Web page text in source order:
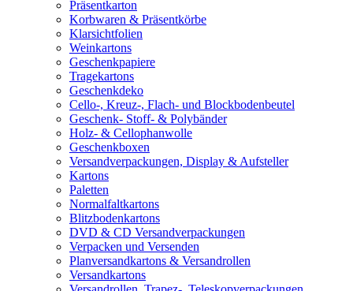
Präsentkarton
Korbwaren & Präsentkörbe
Klarsichtfolien
Weinkartons
Geschenkpapiere
Tragekartons
Geschenkdeko
Cello-, Kreuz-, Flach- und Blockbodenbeutel
Geschenk- Stoff- & Polybänder
Holz- & Cellophanwolle
Geschenkboxen
Versandverpackungen, Display & Aufsteller
Kartons
Paletten
Normalfaltkartons
Blitzbodenkartons
DVD & CD Versandverpackungen
Verpacken und Versenden
Planversandkartons & Versandrollen
Versandkartons